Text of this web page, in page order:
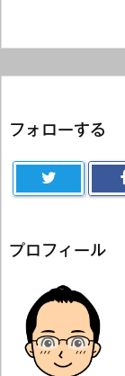
フォローする
プロフィール